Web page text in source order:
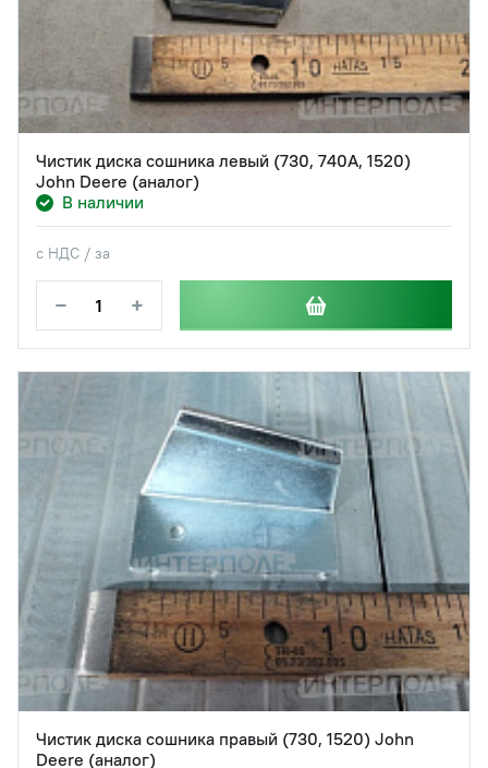
Чистик диска сошника левый (730, 740A, 1520)
John Deere (аналог)
В наличии
с НДС / за
− +
Чистик диска сошника правый (730, 1520) John
Deere (аналог)